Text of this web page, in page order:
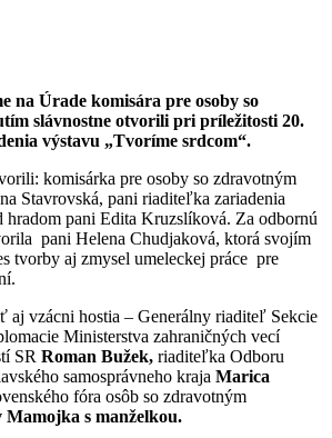
na Úrade komisára pre osoby so
slávnostne otvorili pri príležitosti 20.
výstavu „Tvoríme srdcom“.
komisárka pre osoby so zdravotným
Stavrovská, pani riaditeľka zariadenia
hradom pani Edita Kruzslíková. Za odbornú
pani Helena Chudjaková, ktorá svojím
tvorby aj zmysel umeleckej práce pre
aj vzácni hostia – Generálny riaditeľ Sekcie
Ministerstva zahraničných vecí
SR Roman Bužek, riaditeľka Odboru
samosprávneho kraja Marica
fóra osôb so zdravotným
Mamojka s manželkou.